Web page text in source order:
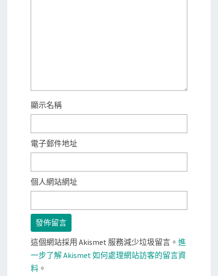
顯示名稱
電子郵件地址
個人網站網址
這個網站採用 Akismet 服務減少垃圾留言。 進
一步了解 Akismet 如何處理網站訪客的留言資
料 。